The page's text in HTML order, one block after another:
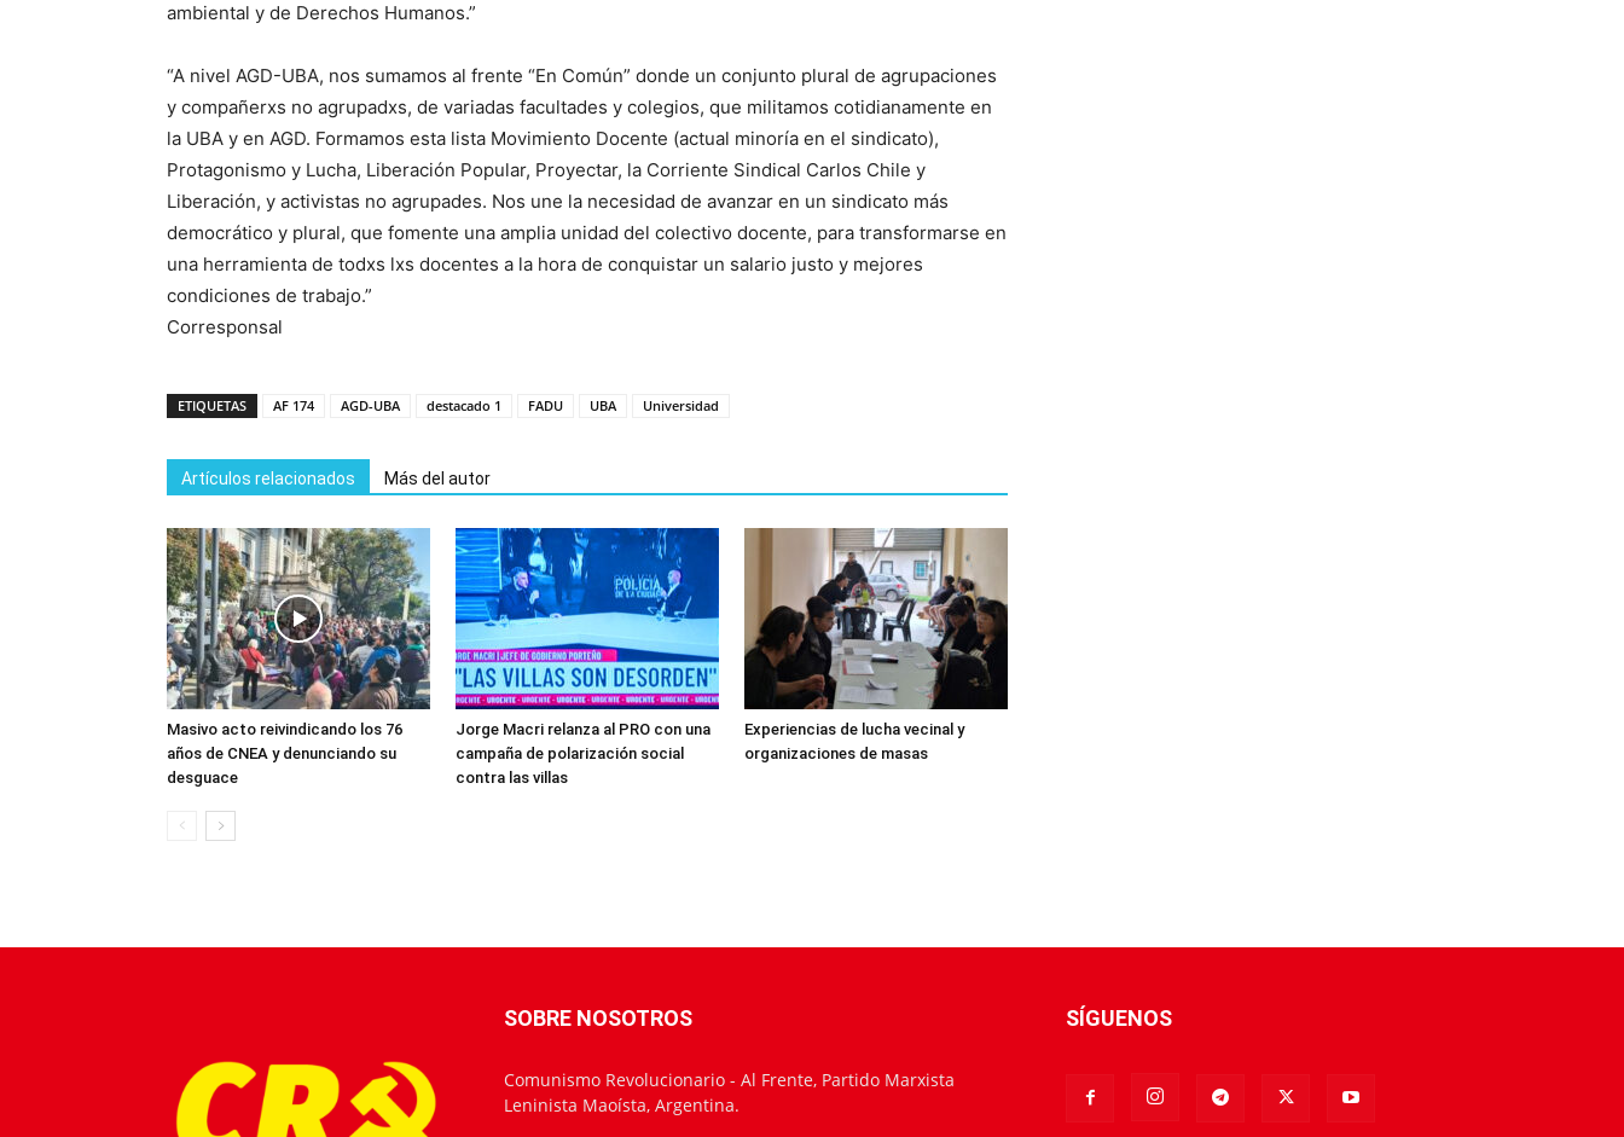
ambiental y de Derechos Humanos.”
“A nivel AGD-UBA, nos sumamos al frente “En Común” donde un conjunto plural de agrupaciones
y compañerxs no agrupadxs, de variadas facultades y colegios, que militamos cotidianamente en
la UBA y en AGD. Formamos esta lista Movimiento Docente (actual minoría en el sindicato),
Protagonismo y Lucha, Liberación Popular, Proyectar, la Corriente Sindical Carlos Chile y
Liberación, y activistas no agrupades. Nos une la necesidad de avanzar en un sindicato más
democrático y plural, que fomente una amplia unidad del colectivo docente, para transformarse en
una herramienta de todxs lxs docentes a la hora de conquistar un salario justo y mejores
condiciones de trabajo.”
Corresponsal
ETIQUETAS AF 174 AGD-UBA destacado 1 FADU UBA Universidad
Artículos relacionados Más del autor
Masivo acto reivindicando los 76
años de CNEA y denunciando su
desguace
Jorge Macri relanza al PRO con una
campaña de polarización social
contra las villas
Experiencias de lucha vecinal y
organizaciones de masas
SOBRE NOSOTROS
Comunismo Revolucionario - Al Frente, Partido Marxista
Leninista Maoísta, Argentina.
SÍGUENOS